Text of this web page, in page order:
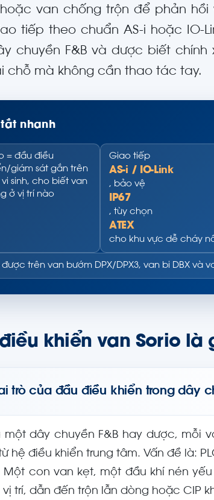
van chống trộn để phản hồi
tiếp theo chuẩn AS-i hoặc IO-
chuyền F&B và dược biết
chỗ mà không cần thao tác tay.
tắt nhanh
= đầu điều
giám sát gắn trên
sinh, cho biết van
ở vị trí nào
Giao tiếp
AS-i / IO-Link
, bảo vệ
IP67
, tùy chọn
ATEX
cho khu vực dễ cháy
được trên van bướm DPX/DPX3, van bi DBX và
khiển van Sorio là
trò của đầu điều khiển trong dây
một dây chuyền F&B hay dược, mỗi
hệ điều khiển trung tâm. Vấn đề là:
Một con van kẹt, một đầu khí nén
trí, dẫn đến trộn lẫn dòng hoặc CIP